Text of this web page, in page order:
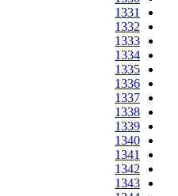
1331
1332
1333
1334
1335
1336
1337
1338
1339
1340
1341
1342
1343